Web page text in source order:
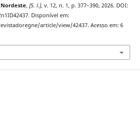
, [S. l.], v. 12, n. 1, p. 377–390, 2026. DOI:
Disponível em:
article/view/42437. Acesso em: 6